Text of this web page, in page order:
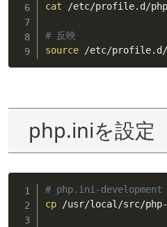
cat /etc/profile.d/
# 反映
source /etc/profile.d/
php.iniを設定
# php.ini-development
cp /usr/local/src/php-